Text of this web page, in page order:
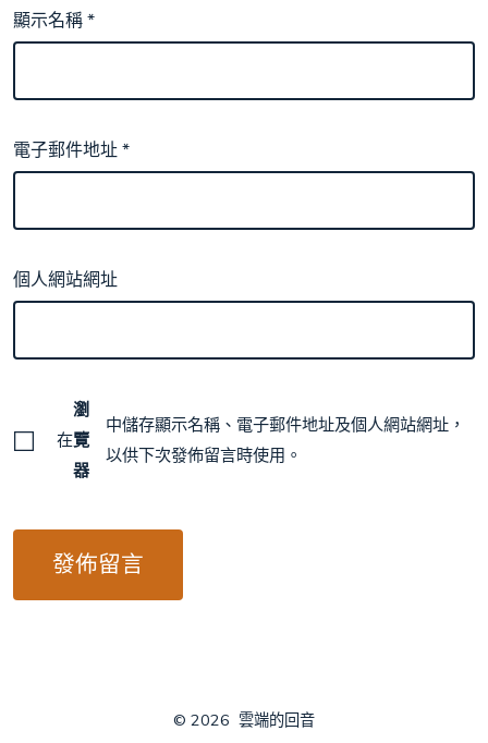
顯示名稱*
電子郵件地址*
個人網站網址
在
瀏
覽
器
中儲存顯示名稱、電子郵件地址及個人網站網址，
以供下次發佈留言時使用。
© 2026 雲端的回音